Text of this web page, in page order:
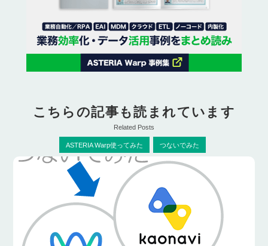
こちらの記事も読まれています
Related Posts
ASTERIA Warp使ってみた つないでみた